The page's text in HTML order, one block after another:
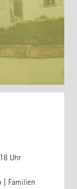
Uhr
| Familien